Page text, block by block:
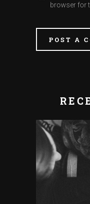
browser for
POST A